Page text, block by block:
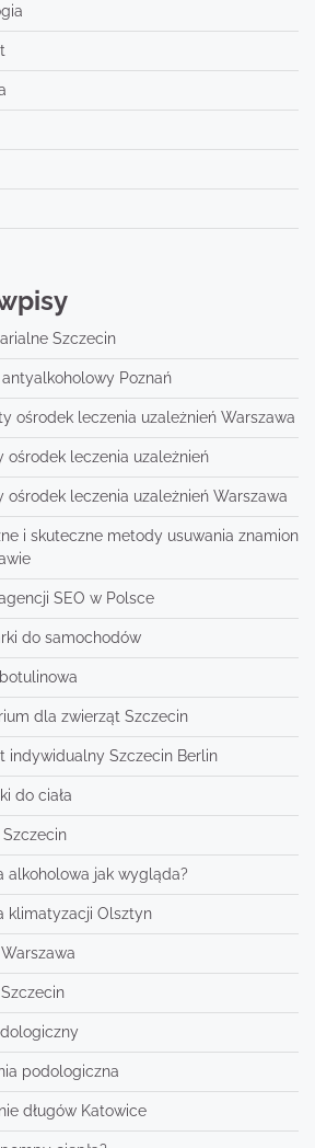
Szczecin
Poznań
ośrodek leczenia uzależnień Warszawa
ośrodek leczenia uzależnień
ośrodek leczenia uzależnień Warszawa
i skuteczne metody usuwania znamion
SEO w Polsce
do samochodów
dla zwierząt Szczecin
indywidualny Szczecin Berlin
do ciała
alkoholowa jak wygląda?
klimatyzacji Olsztyn
podologiczna
długów Katowice